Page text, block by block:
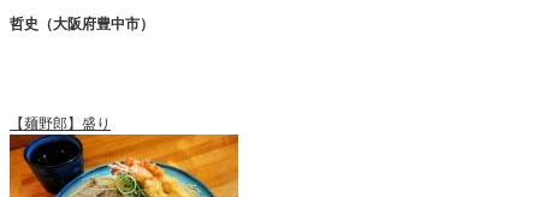
哲史（大阪府豊中市）
【麺野郎】盛り